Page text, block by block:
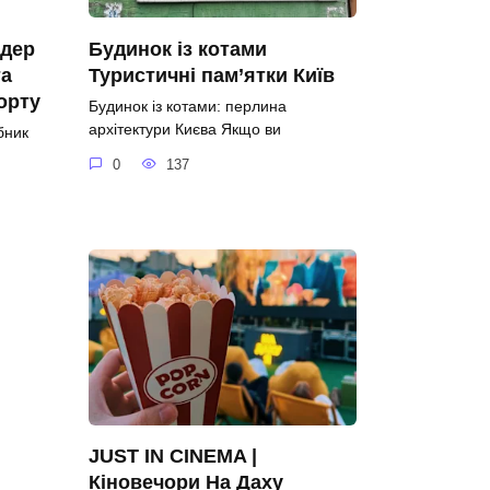
Будинок із котами
Туристичні пам’ятки Київ
Будинок із котами: перлина
архітектури Києва Якщо ви
0 137
JUST IN CINEMA |
Кіновечори На Даху